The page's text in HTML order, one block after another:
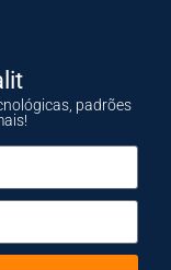
padrões